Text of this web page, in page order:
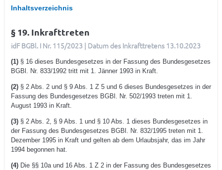
Inhaltsverzeichnis
§ 19. Inkrafttreten
idF BGBl. I Nr. 115/2023 | Datum des Inkrafttretens 13.10.2023
(1)§ 16 dieses Bundesgesetzes in der Fassung des Bundesgesetzes
BGBl. Nr. 833/1992 tritt mit 1. Jänner 1993 in Kraft.
(2)§ 2 Abs. 2 und § 9 Abs. 1 Z 5 und 6 dieses Bundesgesetzes in der
Fassung des Bundesgesetzes BGBl. Nr. 502/1993 treten mit 1.
August 1993 in Kraft.
(3)§ 2 Abs. 2, § 9 Abs. 1 und § 10 Abs. 1 dieses Bundesgesetzes in
der Fassung des Bundesgesetzes BGBl. Nr. 832/1995 treten mit 1.
Dezember 1995 in Kraft und gelten ab dem Urlaubsjahr, das im Jahr
1994 begonnen hat.
(4)Die §§ 10a und 16 Abs. 1 Z 2 in der Fassung des Bundesgesetzes